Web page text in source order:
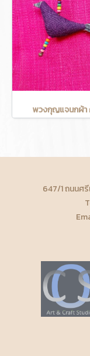
พวงกุญแจนกผ้า
647/1 ถนนศ